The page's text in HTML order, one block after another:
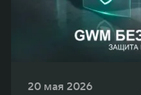
20 мая 2026